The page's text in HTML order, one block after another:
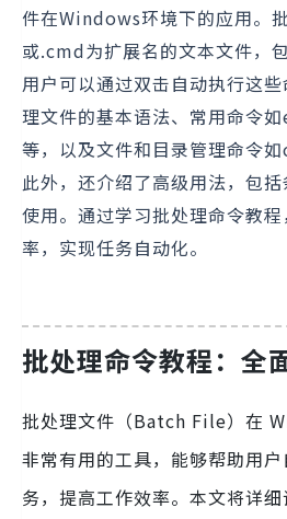
件在Windows环境下的应用。
或.cmd为扩展名的文本文件，
用户可以通过双击自动执行这
理文件的基本语法、常用命令
等，以及文件和目录管理命令
此外，还介绍了高级用法，包
使用。通过学习批处理命令教
率，实现任务自动化。
批处理命令教程：全
批处理文件（Batch File）在
非常有用的工具，能够帮助用
务，提高工作效率。本文将详